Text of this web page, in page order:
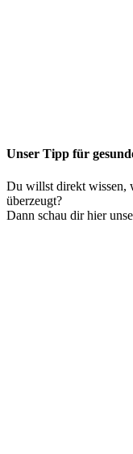
Unser Tipp für
Du willst direkt wissen,
überzeugt?
Dann schau dir hier